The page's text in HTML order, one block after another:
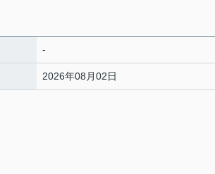
-
2026年08月02日